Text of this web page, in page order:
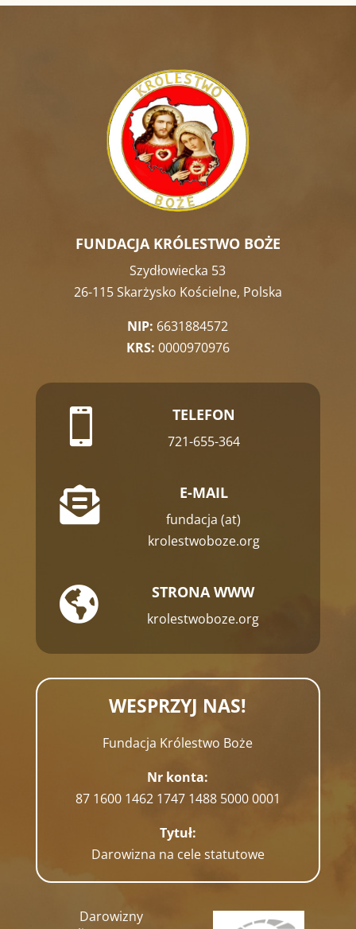
FUNDACJA KRÓLESTWO BOŻE
Szydłowiecka 53
26-115 Skarżysko Kościelne, Polska
NIP: 6631884572
KRS: 0000970976
 TELEFON
721-655-364
 E-MAIL
fundacja (at)
krolestwoboze.org
 STRONA WWW
krolestwoboze.org
WESPRZYJ NAS!
Fundacja Królestwo Boże
Nr konta:
87 1600 1462 1747 1488 5000 0001
Tytuł:
Darowizna na cele statutowe
Darowizny